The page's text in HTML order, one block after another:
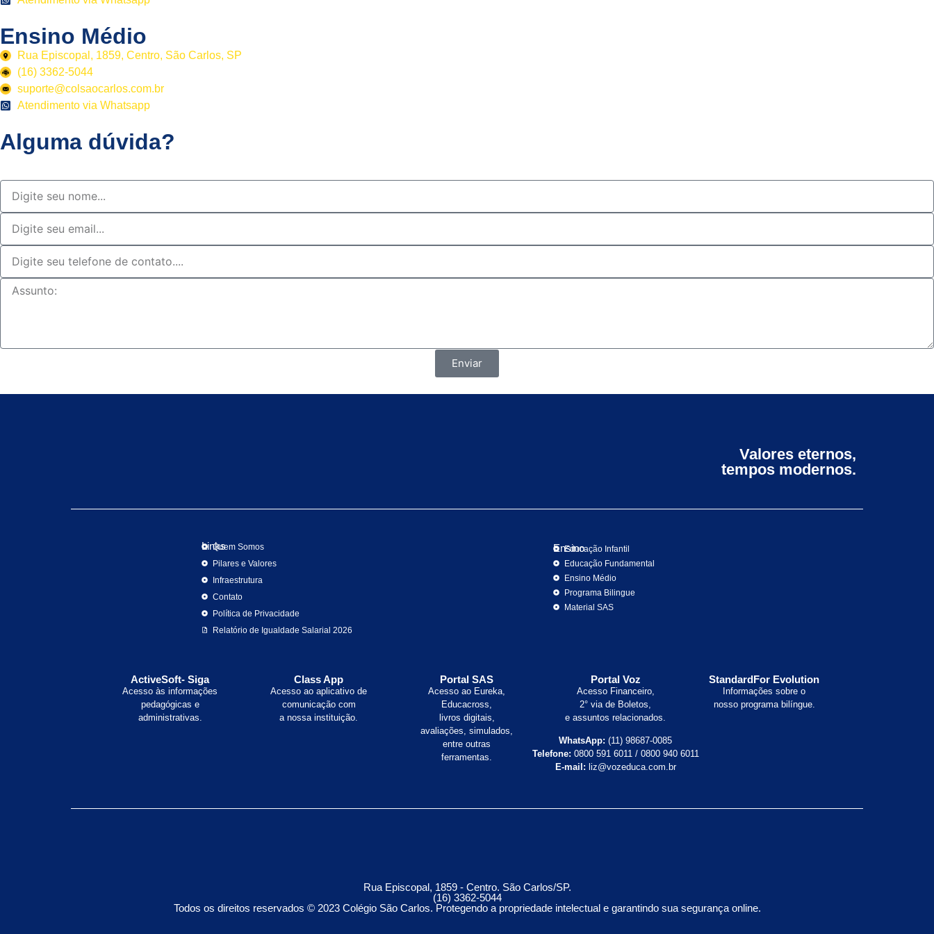
Ensino Médio
Rua Episcopal, 1859, Centro, São Carlos, SP
(16) 3362-5044
suporte@colsaocarlos.com.br
Atendimento via Whatsapp
Alguma dúvida?
Enviar
Valores eternos,
tempos modernos.
LinksQuem Somos
Pilares e Valores
Infraestrutura
Contato
Política de Privacidade
Relatório de Igualdade Salarial 2026
Ensino
Educação Infantil
Educação Fundamental
Ensino Médio
Programa Bilingue
Material SAS
ActiveSoft- Siga
Acesso às informações
pedagógicas e
administrativas.
Class App
Acesso ao aplicativo de
comunicação com
a nossa instituição.
Portal SAS
Acesso ao Eureka,
Educacross,
livros digitais,
avaliações, simulados,
entre outras
ferramentas.
Portal Voz
Acesso Financeiro,
2° via de Boletos,
e assuntos relacionados.
WhatsApp: (11) 98687-0085
Telefone: 0800 591 6011 / 0800 940 6011
E-mail: liz@vozeduca.com.br
StandardFor Evolution
Informações sobre o
nosso programa bilíngue.
Rua Episcopal, 1859 - Centro. São Carlos/SP.
(16) 3362-5044
Todos os direitos reservados © 2023 Colégio São Carlos. Protegendo a propriedade intelectual e garantindo sua segurança online.